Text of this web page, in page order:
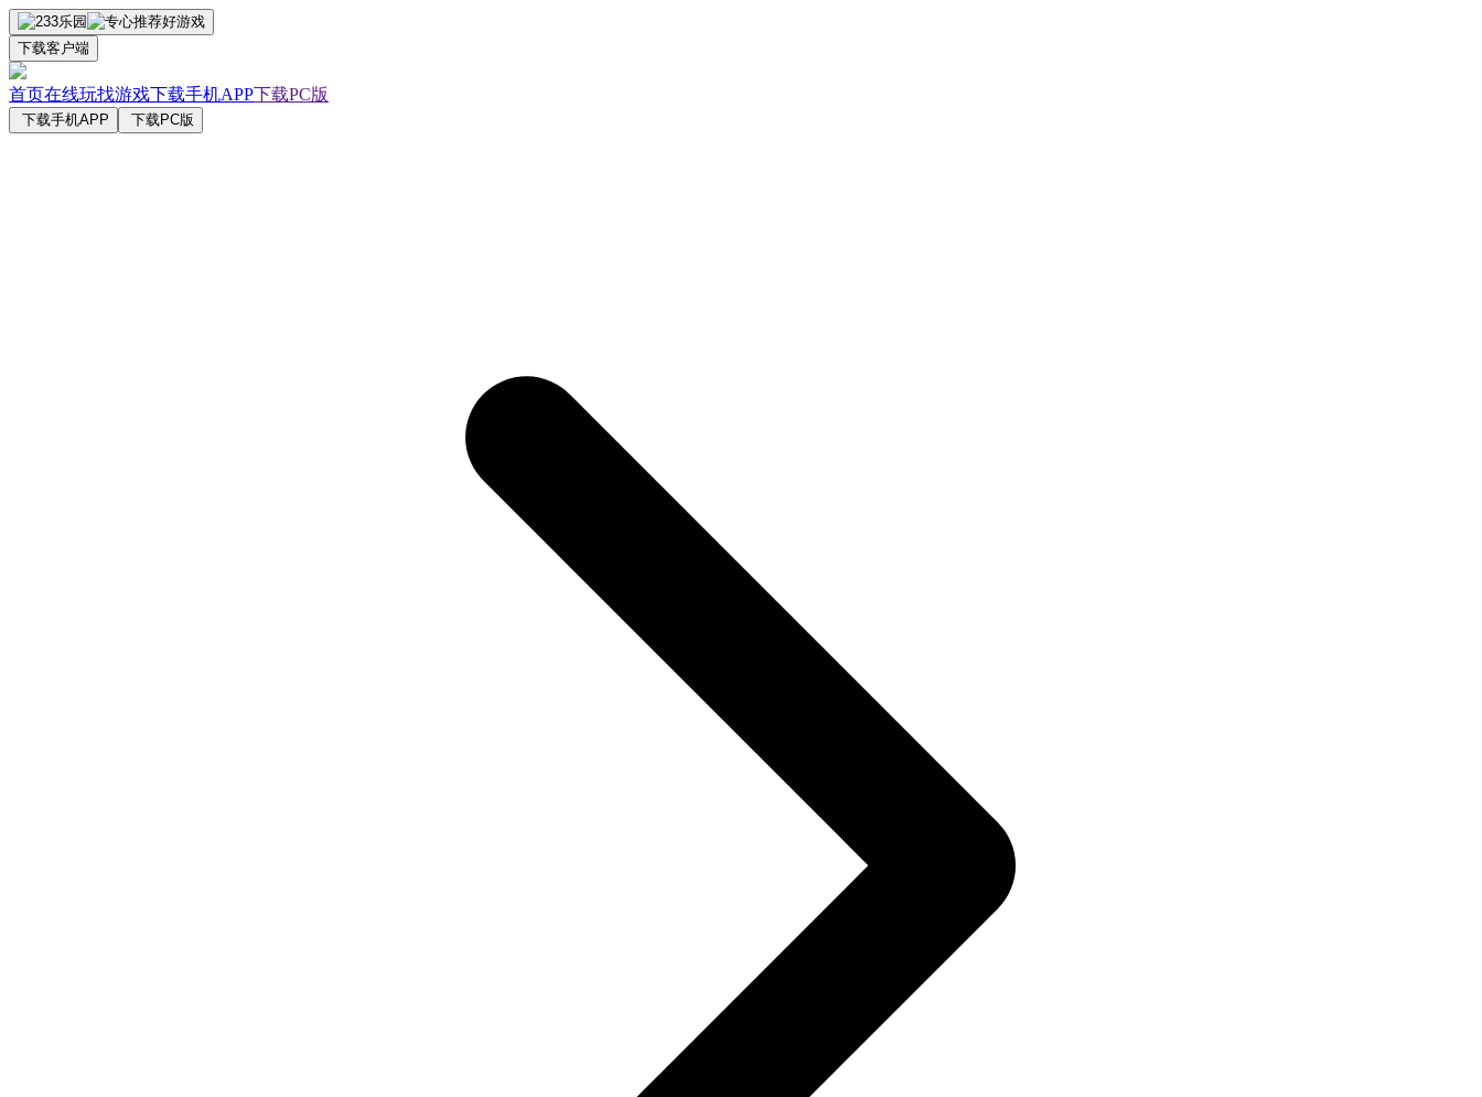
下载客户端
首页在线玩找游戏下载手机APP下载PC版
下载手机APP 下载PC版